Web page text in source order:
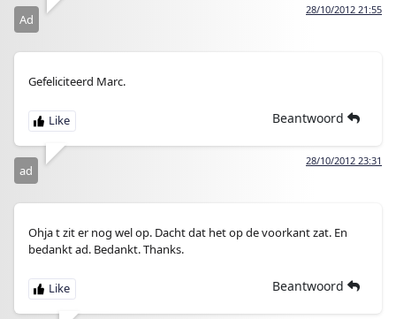
28/10/2012 21:55
Ad
Gefeliciteerd Marc.
Beantwoord
28/10/2012 23:31
ad
Ohja t zit er nog wel op. Dacht dat het op de voorkant zat. En
bedankt ad. Bedankt. Thanks.
Beantwoord